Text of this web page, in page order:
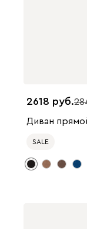
2618
Диван
SALE